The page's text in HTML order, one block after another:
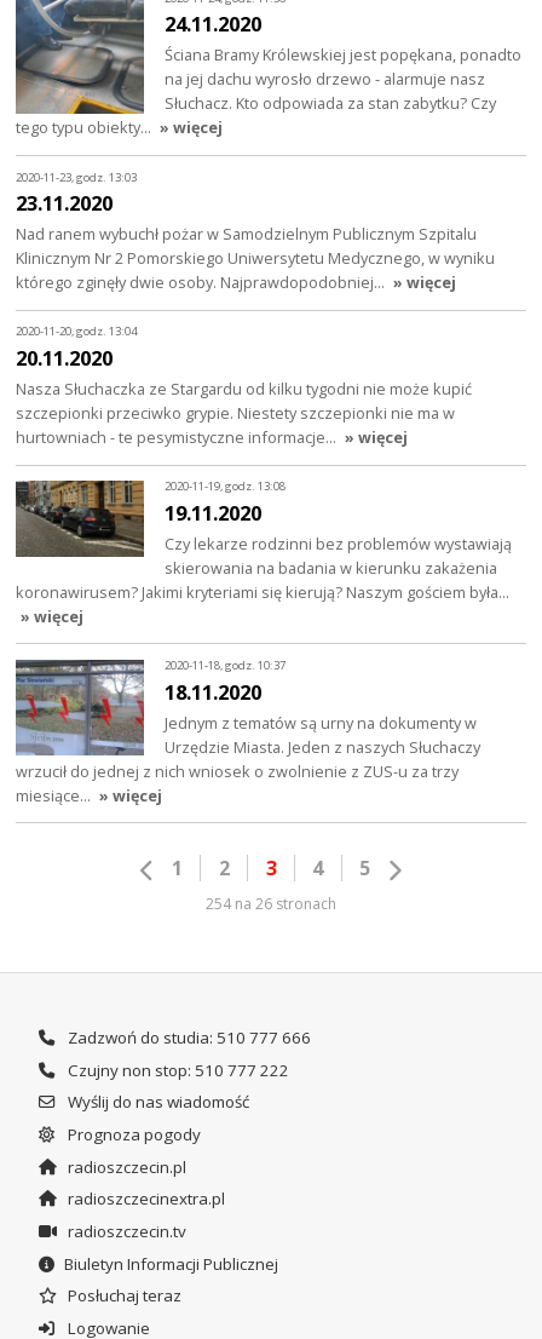
24.11.2020
Ściana Bramy Królewskiej jest popękana, ponadto
na jej dachu wyrosło drzewo - alarmuje nasz
Słuchacz. Kto odpowiada za stan zabytku? Czy
tego typu obiekty… » więcej
2020-11-23, godz. 13:03
23.11.2020
Nad ranem wybuchł pożar w Samodzielnym Publicznym Szpitalu
Klinicznym Nr 2 Pomorskiego Uniwersytetu Medycznego, w wyniku
którego zginęły dwie osoby. Najprawdopodobniej… » więcej
2020-11-20, godz. 13:04
20.11.2020
Nasza Słuchaczka ze Stargardu od kilku tygodni nie może kupić
szczepionki przeciwko grypie. Niestety szczepionki nie ma w
hurtowniach - te pesymistyczne informacje… » więcej
2020-11-19, godz. 13:08
19.11.2020
Czy lekarze rodzinni bez problemów wystawiają
skierowania na badania w kierunku zakażenia
koronawirusem? Jakimi kryteriami się kierują? Naszym gościem była…
» więcej
2020-11-18, godz. 10:37
18.11.2020
Jednym z tematów są urny na dokumenty w
Urzędzie Miasta. Jeden z naszych Słuchaczy
wrzucił do jednej z nich wniosek o zwolnienie z ZUS-u za trzy
miesiące… » więcej
1 2 3 4 5
254 na 26 stronach
Zadzwoń do studia: 510 777 666
Czujny non stop: 510 777 222
Wyślij do nas wiadomość
Prognoza pogody
radioszczecin.pl
radioszczecinextra.pl
radioszczecin.tv
Biuletyn Informacji Publicznej
Posłuchaj teraz
Logowanie